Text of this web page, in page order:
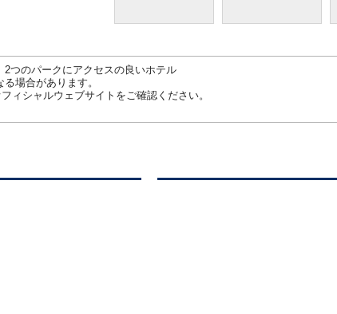
つのパークにアクセスの良いホテル
場合があります。
ィシャルウェブサイトをご確認ください。